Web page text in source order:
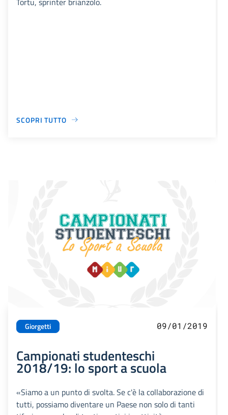
SCOPRI TUTTO
Giorgetti 09/01/2019
Campionati studenteschi
2018/19: lo sport a scuola
«Siamo a un punto di svolta. Se c'è la collaborazione di
tutti, possiamo diventare un Paese non solo di tanti